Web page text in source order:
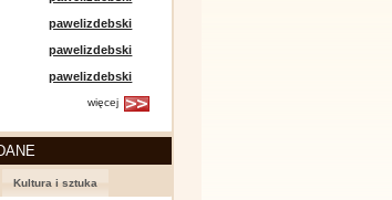
pawelizdebski
pawelizdebski
pawelizdebski
więcej
Kultura i sztuka